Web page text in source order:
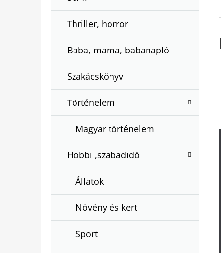
Thriller, horror
Baba, mama, babanapló
Szakácskönyv
Történelem
Magyar történelem
Hobbi ,szabadidő
Állatok
Növény és kert
Sport